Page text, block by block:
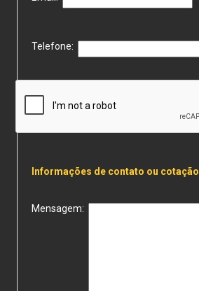
Telefone:
Informações de contato ou cotação
Mensagem: